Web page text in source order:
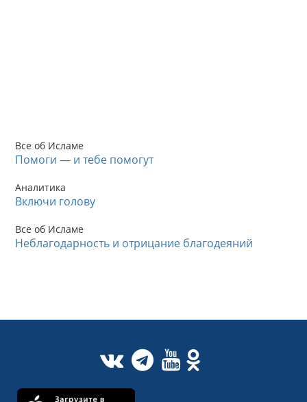
Все об Исламе
Помоги — и тебе помогут
Аналитика
Включи голову
Все об Исламе
Неблагодарность и отрицание благодеяний